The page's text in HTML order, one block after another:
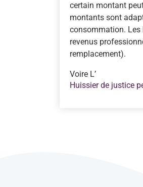
certain montant
montants sont
consommation. Les
revenus
remplacement).
Voire L’
Huissier de justice